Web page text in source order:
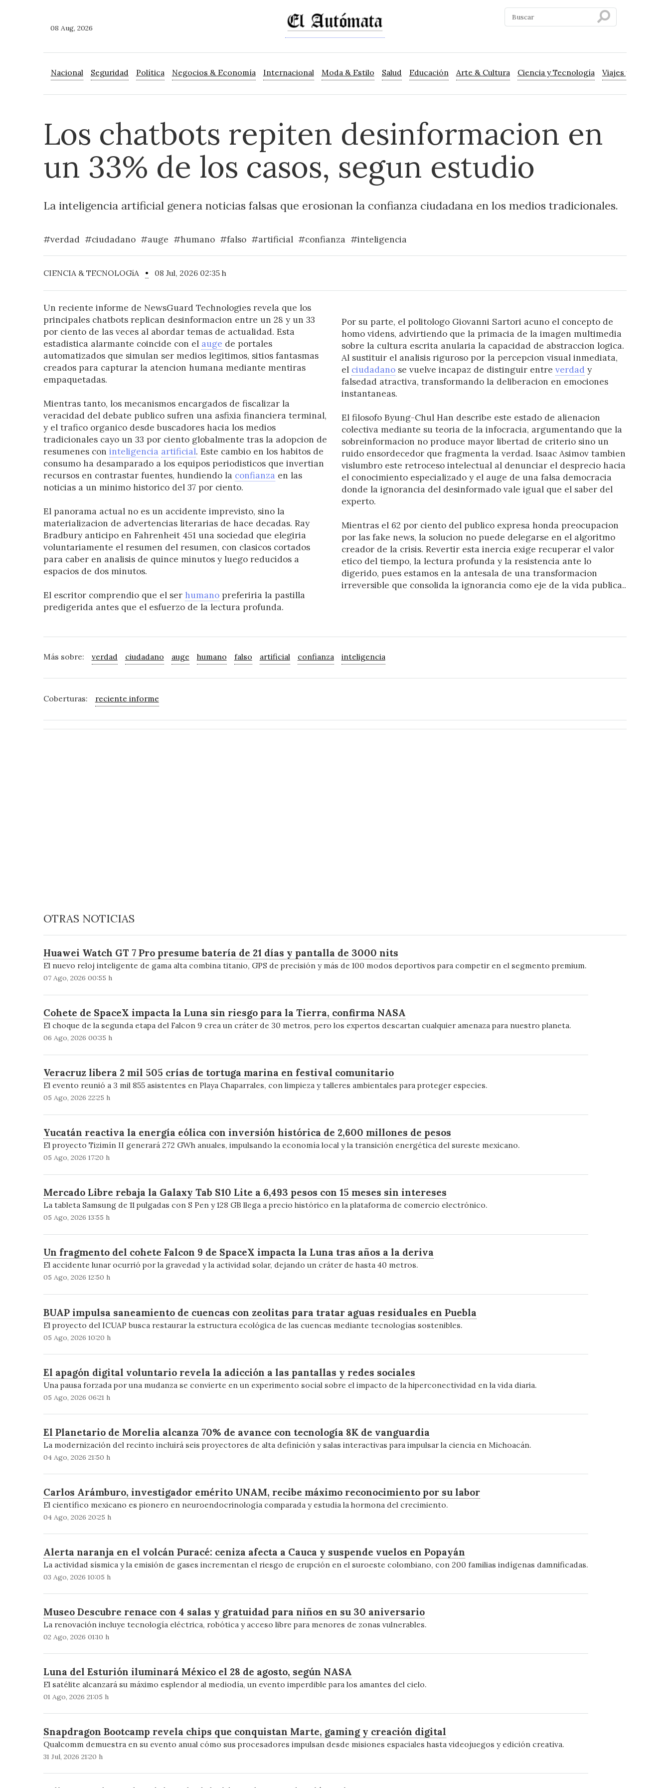
08 Aug, 2026
Nacional Seguridad Política Negocios & Economía Internacional Moda & Estilo Salud Educación Arte & Cultura Ciencia y Tecnología Viajes y Turismo
Los chatbots repiten desinformacion en
un 33% de los casos, segun estudio
La inteligencia artificial genera noticias falsas que erosionan la confianza ciudadana en los medios tradicionales.
#verdad #ciudadano #auge #humano #falso #artificial #confianza #inteligencia
CIENCIA & TECNOLOGíA • 08 Jul, 2026 02:35 h
Un reciente informe de NewsGuard Technologies revela que los
principales chatbots replican desinformacion entre un 28 y un 33
por ciento de las veces al abordar temas de actualidad. Esta
estadistica alarmante coincide con el auge de portales
automatizados que simulan ser medios legitimos, sitios fantasmas
creados para capturar la atencion humana mediante mentiras
empaquetadas.
Mientras tanto, los mecanismos encargados de fiscalizar la
veracidad del debate publico sufren una asfixia financiera terminal,
y el trafico organico desde buscadores hacia los medios
tradicionales cayo un 33 por ciento globalmente tras la adopcion de
resumenes con inteligencia artificial. Este cambio en los habitos de
consumo ha desamparado a los equipos periodisticos que invertian
recursos en contrastar fuentes, hundiendo la confianza en las
noticias a un minimo historico del 37 por ciento.
El panorama actual no es un accidente imprevisto, sino la
materializacion de advertencias literarias de hace decadas. Ray
Bradbury anticipo en Fahrenheit 451 una sociedad que elegiria
voluntariamente el resumen del resumen, con clasicos cortados
para caber en analisis de quince minutos y luego reducidos a
espacios de dos minutos.
El escritor comprendio que el ser humanopreferiria la pastilla
predigerida antes que el esfuerzo de la lectura profunda.
Por su parte, el politologo Giovanni Sartori acuno el concepto de
homo videns, advirtiendo que la primacia de la imagen multimedia
sobre la cultura escrita anularia la capacidad de abstraccion logica.
Al sustituir el analisis riguroso por la percepcion visual inmediata,
el ciudadano se vuelve incapaz de distinguir entre verdad y
falsedad atractiva, transformando la deliberacion en emociones
instantaneas.
El filosofo Byung-Chul Han describe este estado de alienacion
colectiva mediante su teoria de la infocracia, argumentando que la
sobreinformacion no produce mayor libertad de criterio sino un
ruido ensordecedor que fragmenta la verdad. Isaac Asimov tambien
vislumbro este retroceso intelectual al denunciar el desprecio hacia
el conocimiento especializado y el auge de una falsa democracia
donde la ignorancia del desinformado vale igual que el saber del
experto.
Mientras el 62 por ciento del publico expresa honda preocupacion
por las fake news, la solucion no puede delegarse en el algoritmo
creador de la crisis. Revertir esta inercia exige recuperar el valor
etico del tiempo, la lectura profunda y la resistencia ante lo
digerido, pues estamos en la antesala de una transformacion
irreversible que consolida la ignorancia como eje de la vida publica..
Más sobre: verdad ciudadano auge humano falso artificial confianza inteligencia
Coberturas: reciente informe
OTRAS NOTICIAS
Huawei Watch GT 7 Pro presume batería de 21 días y pantalla de 3000 nits
El nuevo reloj inteligente de gama alta combina titanio, GPS de precisión y más de 100 modos deportivos para competir en el segmento premium.
07 Ago, 2026 00:55 h
Cohete de SpaceX impacta la Luna sin riesgo para la Tierra, confirma NASA
El choque de la segunda etapa del Falcon 9 crea un cráter de 30 metros, pero los expertos descartan cualquier amenaza para nuestro planeta.
06 Ago, 2026 00:35 h
Veracruz libera 2 mil 505 crías de tortuga marina en festival comunitario
El evento reunió a 3 mil 855 asistentes en Playa Chaparrales, con limpieza y talleres ambientales para proteger especies.
05 Ago, 2026 22:25 h
Yucatán reactiva la energía eólica con inversión histórica de 2,600 millones de pesos
El proyecto Tizimín II generará 272 GWh anuales, impulsando la economía local y la transición energética del sureste mexicano.
05 Ago, 2026 17:20 h
Mercado Libre rebaja la Galaxy Tab S10 Lite a 6,493 pesos con 15 meses sin intereses
La tableta Samsung de 11 pulgadas con S Pen y 128 GB llega a precio histórico en la plataforma de comercio electrónico.
05 Ago, 2026 13:55 h
Un fragmento del cohete Falcon 9 de SpaceX impacta la Luna tras años a la deriva
El accidente lunar ocurrió por la gravedad y la actividad solar, dejando un cráter de hasta 40 metros.
05 Ago, 2026 12:50 h
BUAP impulsa saneamiento de cuencas con zeolitas para tratar aguas residuales en Puebla
El proyecto del ICUAP busca restaurar la estructura ecológica de las cuencas mediante tecnologías sostenibles.
05 Ago, 2026 10:20 h
El apagón digital voluntario revela la adicción a las pantallas y redes sociales
Una pausa forzada por una mudanza se convierte en un experimento social sobre el impacto de la hiperconectividad en la vida diaria.
05 Ago, 2026 06:21 h
El Planetario de Morelia alcanza 70% de avance con tecnología 8K de vanguardia
La modernización del recinto incluirá seis proyectores de alta definición y salas interactivas para impulsar la ciencia en Michoacán.
04 Ago, 2026 21:50 h
Carlos Arámburo, investigador emérito UNAM, recibe máximo reconocimiento por su labor
El científico mexicano es pionero en neuroendocrinología comparada y estudia la hormona del crecimiento.
04 Ago, 2026 20:25 h
Alerta naranja en el volcán Puracé: ceniza afecta a Cauca y suspende vuelos en Popayán
La actividad sísmica y la emisión de gases incrementan el riesgo de erupción en el suroeste colombiano, con 200 familias indígenas damnificadas.
03 Ago, 2026 10:05 h
Museo Descubre renace con 4 salas y gratuidad para niños en su 30 aniversario
La renovación incluye tecnología eléctrica, robótica y acceso libre para menores de zonas vulnerables.
02 Ago, 2026 01:10 h
Luna del Esturión iluminará México el 28 de agosto, según NASA
El satélite alcanzará su máximo esplendor al mediodía, un evento imperdible para los amantes del cielo.
01 Ago, 2026 21:05 h
Snapdragon Bootcamp revela chips que conquistan Marte, gaming y creación digital
Qualcomm demuestra en su evento anual cómo sus procesadores impulsan desde misiones espaciales hasta videojuegos y edición creativa.
31 Jul, 2026 21:20 h